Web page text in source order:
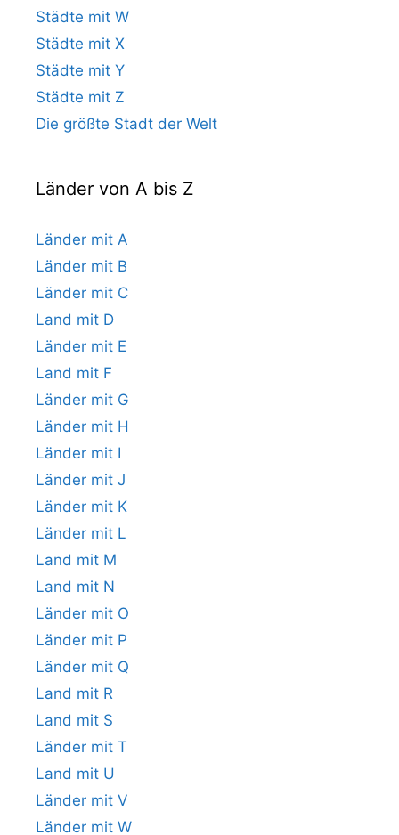
Städte mit W
Städte mit X
Städte mit Y
Städte mit Z
Die größte Stadt der Welt
Länder von A bis Z
Länder mit A
Länder mit B
Länder mit C
Land mit D
Länder mit E
Land mit F
Länder mit G
Länder mit H
Länder mit I
Länder mit J
Länder mit K
Länder mit L
Land mit M
Land mit N
Länder mit O
Länder mit P
Länder mit Q
Land mit R
Land mit S
Länder mit T
Land mit U
Länder mit V
Länder mit W